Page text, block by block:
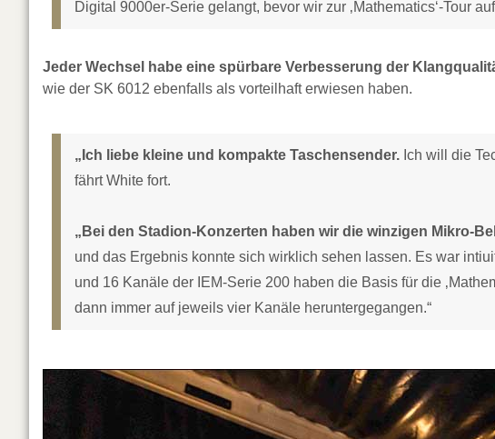
Digital 9000er-Serie gelangt, bevor wir zur ‚Mathematics‘-Tour
Jeder Wechsel habe eine spürbare Verbesserung der
wie der SK 6012 ebenfalls als vorteilhaft erwiesen haben.
„Ich liebe kleine und kompakte Taschensender. Ich will die
fährt White fort.
„Bei den Stadion-Konzerten haben wir die winzigen Mikro-
und das Ergebnis konnte sich wirklich sehen lassen. Es war
und 16 Kanäle der IEM-Serie 200 haben die Basis für die
dann immer auf jeweils vier Kanäle heruntergegangen.“